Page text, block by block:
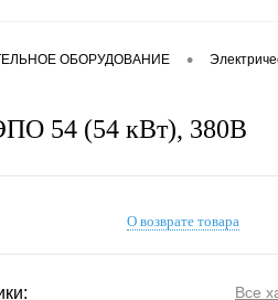
ОБОРУДОВАНИЕ •
54 (54 кВт), 380В
О возврате товара
Все